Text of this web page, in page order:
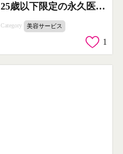
25歳以下限定の永久医療脱毛U25応援キャンペーン
Category 美容サービス
1